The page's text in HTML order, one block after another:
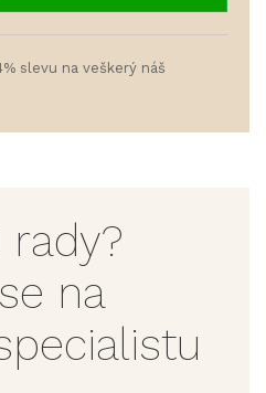
slevu na veškerý náš
rady?
na